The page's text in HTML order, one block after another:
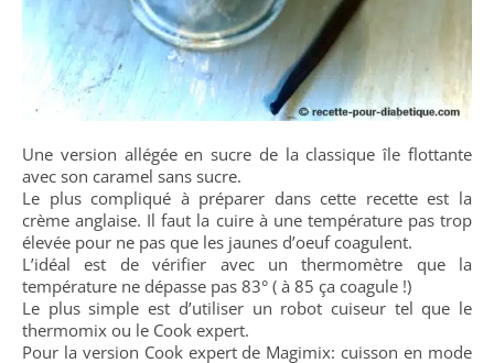
Une version allégée en sucre de la classique île flottante
avec son caramel sans sucre.
Le plus compliqué à préparer dans cette recette est la
crème anglaise. Il faut la cuire à une température pas trop
élevée pour ne pas que les jaunes d’oeuf coagulent.
L’idéal est de vérifier avec un thermomètre que la
température ne dépasse pas 83° ( à 85 ça coagule !)
Le plus simple est d’utiliser un robot cuiseur tel que le
thermomix ou le Cook expert.
Pour la version Cook expert de Magimix: cuisson en mode